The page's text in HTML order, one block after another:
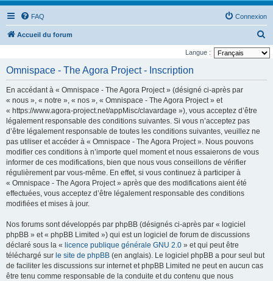
FAQ Connexion
Accueil du forum
e
Langue :
Omnispace - The Agora Project - Inscription
En accédant à « Omnispace - The Agora Project » (désigné ci-après par
« nous », « notre », « nos », « Omnispace - The Agora Project » et
« https://www.agora-project.net/appMisc/clavardage »), vous acceptez d’être
légalement responsable des conditions suivantes. Si vous n’acceptez pas
d’être légalement responsable de toutes les conditions suivantes, veuillez ne
pas utiliser et accéder à « Omnispace - The Agora Project ». Nous pouvons
modifier ces conditions à n’importe quel moment et nous essaierons de vous
informer de ces modifications, bien que nous vous conseillons de vérifier
régulièrement par vous-même. En effet, si vous continuez à participer à
« Omnispace - The Agora Project » après que des modifications aient été
effectuées, vous acceptez d’être légalement responsable des conditions
modifiées et mises à jour.
Nos forums sont développés par phpBB (désignés ci-après par « logiciel
phpBB » et « phpBB Limited ») qui est un logiciel de forum de discussions
déclaré sous la « licence publique générale GNU 2.0 » et qui peut être
téléchargé sur le site de phpBB (en anglais). Le logiciel phpBB a pour seul but
de faciliter les discussions sur internet et phpBB Limited ne peut en aucun cas
être tenu comme responsable de la conduite et du contenu que nous